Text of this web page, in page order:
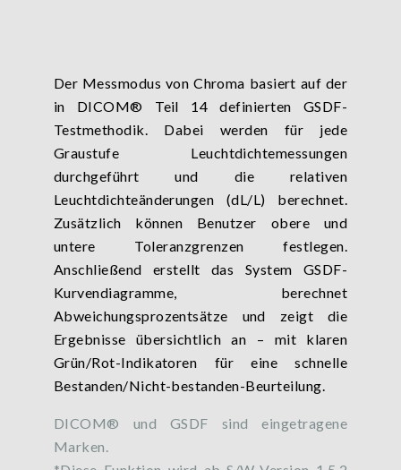
Der Messmodus von Chroma basiert auf der
in DICOM® Teil 14 definierten GSDF-
Testmethodik. Dabei werden für jede
Graustufe Leuchtdichtemessungen
durchgeführt und die relativen
Leuchtdichteänderungen (dL/L) berechnet.
Zusätzlich können Benutzer obere und
untere Toleranzgrenzen festlegen.
Anschließend erstellt das System GSDF-
Kurvendiagramme, berechnet
Abweichungsprozentsätze und zeigt die
Ergebnisse übersichtlich an – mit klaren
Grün/Rot-Indikatoren für eine schnelle
Bestanden/Nicht-bestanden-Beurteilung.
DICOM® und GSDF sind eingetragene
Marken.